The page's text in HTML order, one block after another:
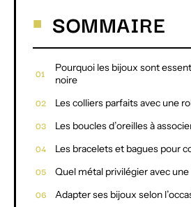
SOMMAIRE
Pourquoi les bijoux sont
noire
Les colliers parfaits avec une
Les boucles d’oreilles à
Les bracelets et bagues pour
Quel métal privilégier avec
Adapter ses bijoux selon